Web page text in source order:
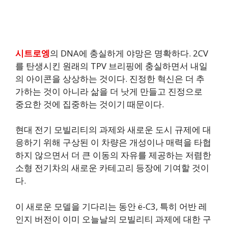
시트로엥의 DNA에 충실하게 야망은 명확하다. 2CV
를 탄생시킨 원래의 TPV 브리핑에 충실하면서 내일
의 아이콘을 상상하는 것이다. 진정한 혁신은 더 추
가하는 것이 아니라 삶을 더 낫게 만들고 진정으로
중요한 것에 집중하는 것이기 때문이다.
현대 전기 모빌리티의 과제와 새로운 도시 규제에 대
응하기 위해 구상된 이 차량은 개성이나 매력을 타협
하지 않으면서 더 큰 이동의 자유를 제공하는 저렴한
소형 전기차의 새로운 카테고리 등장에 기여할 것이
다.
이 새로운 모델을 기다리는 동안 ë-C3, 특히 어반 레
인지 버전이 이미 오늘날의 모빌리티 과제에 대한 구